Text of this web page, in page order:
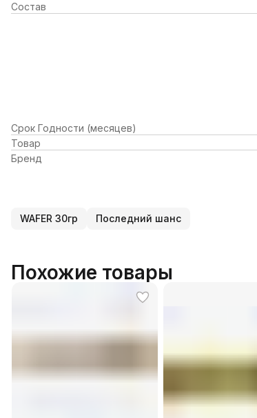
Состав
Срок Годности (месяцев)
Товар
Бренд
WAFER 30гр Последний шанс
Похожие товары